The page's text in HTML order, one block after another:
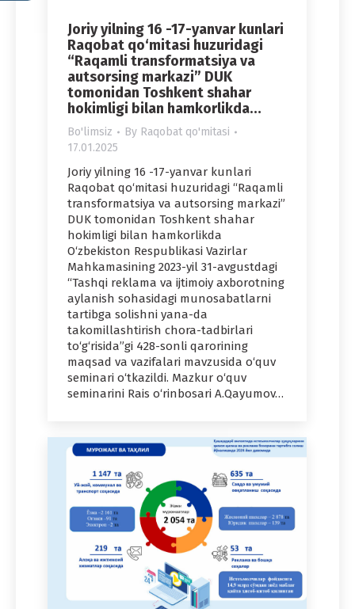
Joriy yilning 16 -17-yanvar kunlari
Raqobat qo‘mitasi huzuridagi
“Raqamli transformatsiya va
autsorsing markazi” DUK
tomonidan Toshkent shahar
hokimligi bilan hamkorlikda…
Bo'limsiz By Raqobat qo'mitasi
17.01.2025
Joriy yilning 16 -17-yanvar kunlari
Raqobat qo‘mitasi huzuridagi “Raqamli
transformatsiya va autsorsing markazi”
DUK tomonidan Toshkent shahar
hokimligi bilan hamkorlikda
O‘zbekiston Respublikasi Vazirlar
Mahkamasining 2023-yil 31-avgustdagi
“Tashqi reklama va ijtimoiy axborotning
aylanish sohasidagi munosabatlarni
tartibga solishni yana-da
takomillashtirish chora-tadbirlari
to‘g‘risida”gi 428-sonli qarorining
maqsad va vazifalari mavzusida o‘quv
seminari o‘tkazildi. Mazkur o‘quv
seminarini Rais o‘rinbosari A.Qayumov…